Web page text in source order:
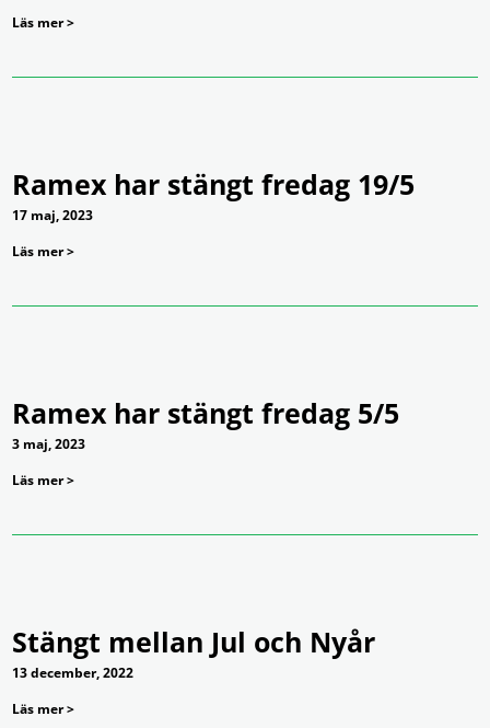
Läs mer >
Ramex har stängt fredag 19/5
17 maj, 2023
Läs mer >
Ramex har stängt fredag 5/5
3 maj, 2023
Läs mer >
Stängt mellan Jul och Nyår
13 december, 2022
Läs mer >